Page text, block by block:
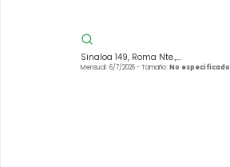
Sinaloa 149, Roma Nte.,
Cuauhtémoc, 06700 Ciudad de
Mensual: 6/7/2026- Tamaño: No especificado